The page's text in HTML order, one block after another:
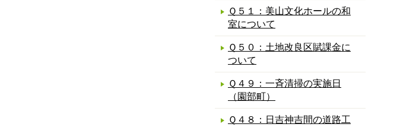
Ｑ５１：美山文化ホールの和
室について
Ｑ５０：土地改良区賦課金に
ついて
Ｑ４９：一斉清掃の実施日
（園部町）
Ｑ４８：日吉神吉間の道路工